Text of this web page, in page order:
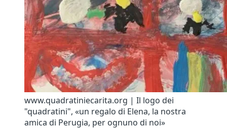
www.quadratiniecarita.org | Il logo dei
"quadratini", «un regalo di Elena, la nostra
amica di Perugia, per ognuno di noi»